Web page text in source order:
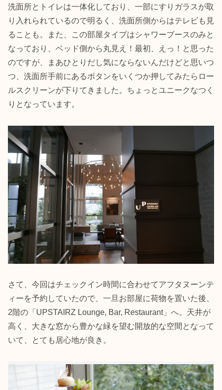
洗面所とトイレは一体化しており、一部にすりガラスが取
り入れられているので明るく、洗面所側からはテレビも見
ることも。また、この部屋タイプはシャワーブースのみと
なっており、ベッド側から丸見え！最初、えっ！と思った
のですが、まあひとりだし気にならないんだけどと思いつ
つ、洗面所手前にあるボタンをいくつか押してみたらロー
ルスクリーンが下りてきました。ちょっとユニークなつく
りとなっています。
さて、今回はチェックイン時間に合わせてアフタヌーンテ
ィーを予約していたので、一旦お部屋に荷物を置いた後、
2階の「UPSTAIRZ Lounge, Bar, Restaurant」へ。天井が
高く、大きな窓から豊かな緑を望む開放的な空間となって
いて、とても居心地が良き。